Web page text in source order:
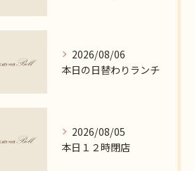
2026/08/06
本日の日替わりランチ
2026/08/05
本日１２時閉店